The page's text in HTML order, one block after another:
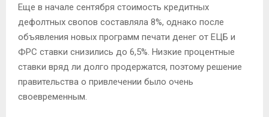
Еще в начале сентября стоимость кредитных
дефолтных свопов составляла 8%, однако после
объявления новых программ печати денег от ЕЦБ и
ФРС ставки снизились до 6,5%. Низкие процентные
ставки вряд ли долго продержатся, поэтому решение
правительства о привлечении было очень
своевременным.